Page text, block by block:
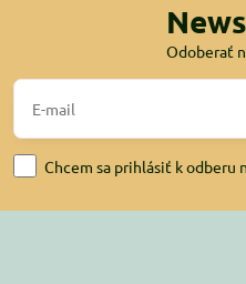
Odoberať
Chcem sa prihlásiť k odberu